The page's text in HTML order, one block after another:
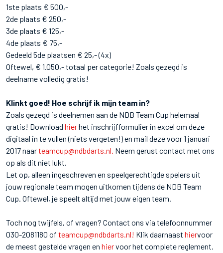
1ste plaats € 500,-
2de plaats € 250,-
3de plaats € 125,-
4de plaats € 75,-
Gedeeld 5de plaatsen € 25,- (4x)
Oftewel, € 1.050,- totaal per categorie! Zoals gezegd is
deelname volledig gratis!
Klinkt goed! Hoe schrijf ik mijn team in?
Zoals gezegd is deelnemen aan de NDB Team Cup helemaal
gratis! Download hierhet inschrijfformulier in excel om deze
digitaal in te vullen (niets vergeten!) en mail deze voor 1 januari
2017 naarteamcup@ndbdarts.nl. Neem gerust contact met ons
op als dit niet lukt.
Let op, alleen ingeschreven en speelgerechtigde spelers uit
jouw regionale team mogen uitkomen tijdens de NDB Team
Cup. Oftewel, je speelt altijd met jouw eigen team.
Toch nog twijfels, of vragen? Contact ons via telefoonnummer
030-2081180 of teamcup@ndbdarts.nl! Klik daarnaast hiervoor
de meest gestelde vragen en hiervoor het complete reglement.